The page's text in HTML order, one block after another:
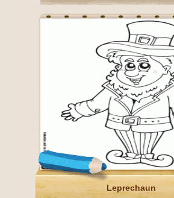
Leprechaun